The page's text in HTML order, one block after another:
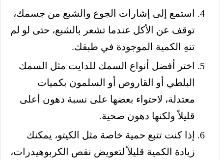
استمع إلى إشارات الجوع والشبع من جسمك،
توقف عن الأكل عندما تشعر بالشبع، حتى لو لم
تنهِ الكمية الموجودة في طبقك.
اختر أفضل أنواع السمك للدايت مثل السمك
البلطي أو القاروص أو السلمون بكميات
معتدلة، لاحتواء بعضها على نسبة دهون أعلى
قليلاً ولكنها دهون صحية.
إذا كنت تتبع حمية خاصة مثل الكيتو، يمكنك
زيادة الكمية قليلاً لتعويض نقص الكربوهيدرات،